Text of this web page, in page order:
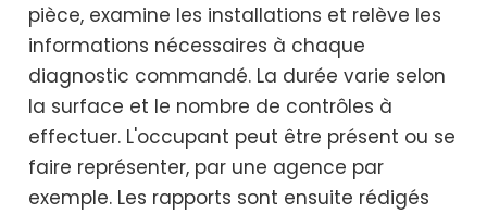
pièce, examine les installations et relève les
informations nécessaires à chaque
diagnostic commandé. La durée varie selon
la surface et le nombre de contrôles à
effectuer. L'occupant peut être présent ou se
faire représenter, par une agence par
exemple. Les rapports sont ensuite rédigés